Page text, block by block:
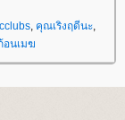
คุณเริงฤดีนะ
นเมฆ